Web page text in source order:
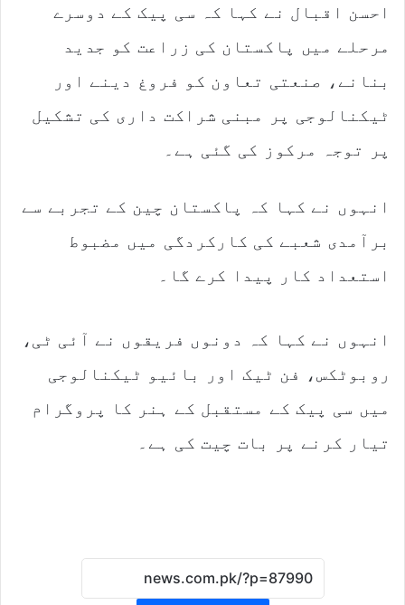
احسن اقبال نے کہا کہ سی پیک کے دوسرے
مرحلے میں پاکستان کی زراعت کو جدید
بنانے، صنعتی تعاون کو فروغ دینے اور
ٹیکنالوجی پر مبنی شراکت داری کی تشکیل
پر توجہ مرکوز کی گئی ہے۔
انہوں نے کہا کہ پاکستان چین کے تجربے سے
برآمدی شعبے کی کارکردگی میں مضبوط
استعداد کار پیدا کرے گا۔
انہوں نے کہا کہ دونوں فریقوں نے آئی ٹی،
روبوٹکس، فن ٹیک اور بائیو ٹیکنالوجی
میں سی پیک کے مستقبل کے ہنر کا پروگرام
تیار کرنے پر بات چیت کی ہے۔